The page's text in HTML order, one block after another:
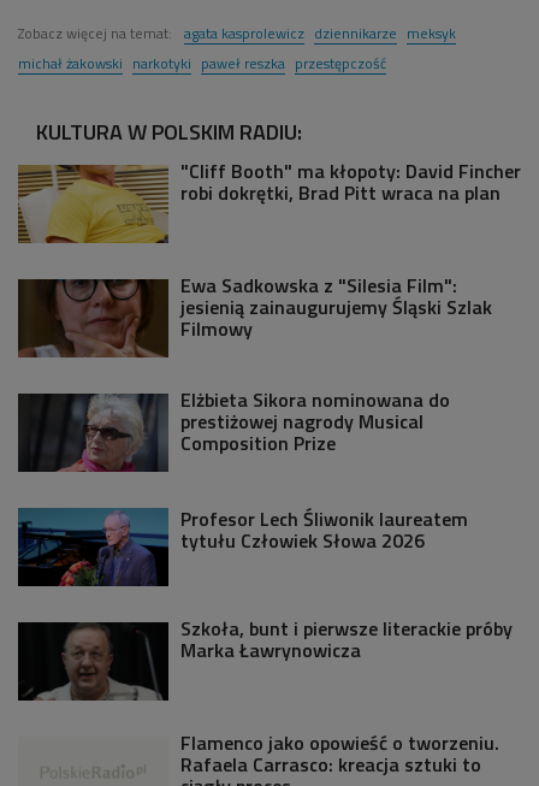
Zobacz więcej na temat: agata kasprolewicz dziennikarze meksyk
michał żakowski narkotyki paweł reszka przestępczość
KULTURA W POLSKIM RADIU:
"Cliff Booth" ma kłopoty: David Fincher
robi dokrętki, Brad Pitt wraca na plan
Ewa Sadkowska z "Silesia Film":
jesienią zainaugurujemy Śląski Szlak
Filmowy
Elżbieta Sikora nominowana do
prestiżowej nagrody Musical
Composition Prize
Profesor Lech Śliwonik laureatem
tytułu Człowiek Słowa 2026
Szkoła, bunt i pierwsze literackie próby
Marka Ławrynowicza
Flamenco jako opowieść o tworzeniu.
Rafaela Carrasco: kreacja sztuki to